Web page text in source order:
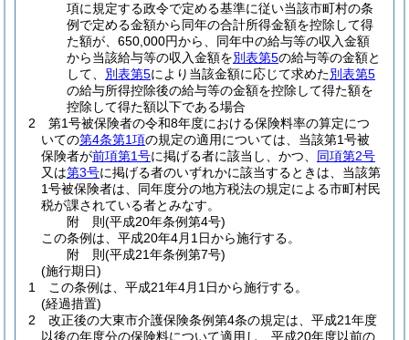
項に規定する政令で定める基準に従い当該市町村の条
例で定める金額から同年の合計所得金額を控除して得
た額が、650,000円から、同年中の給与等の収入金額
から当該給与等の収入金額を別表第5の給与等の金額と
して、 別表第5により当該金額に応じて求めた別表第5
の給与所得控除後の給与等の金額を控除して得た額を
控除して得た額以下である場合
2
第1号被保険者の令和8年度における保険料率の算定につ
いての第4条第1項の規定の適用については、当該第1号被
保険者が前項第1号に掲げる者に該当し、かつ、 同項第2号
又は第3号に掲げる者のいずれかに該当するときは、当該第
1号被保険者は、同年度分の地方税法の規定による市町村民
税が課されている者とみなす。
附 則(平成20年条例第4号)
この条例は、平成20年4月1日から施行する。
附 則(平成21年条例第7号)
(施行期日)
1
この条例は、平成21年4月1日から施行する。
(経過措置)
2
改正後の大東市介護保険条例第4条の規定は、平成21年度
以後の年度分の保険料について適用し、平成20年度以前の